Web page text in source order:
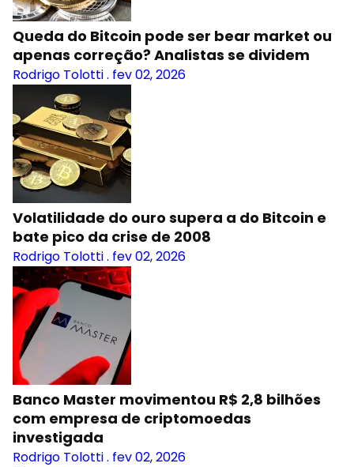
Queda do Bitcoin pode ser bear market ou
apenas correção? Analistas se dividem
Rodrigo Tolotti. fev 02, 2026
Volatilidade do ouro supera a do Bitcoin e
bate pico da crise de 2008
Rodrigo Tolotti. fev 02, 2026
Banco Master movimentou R$ 2,8 bilhões
com empresa de criptomoedas
investigada
Rodrigo Tolotti. fev 02, 2026